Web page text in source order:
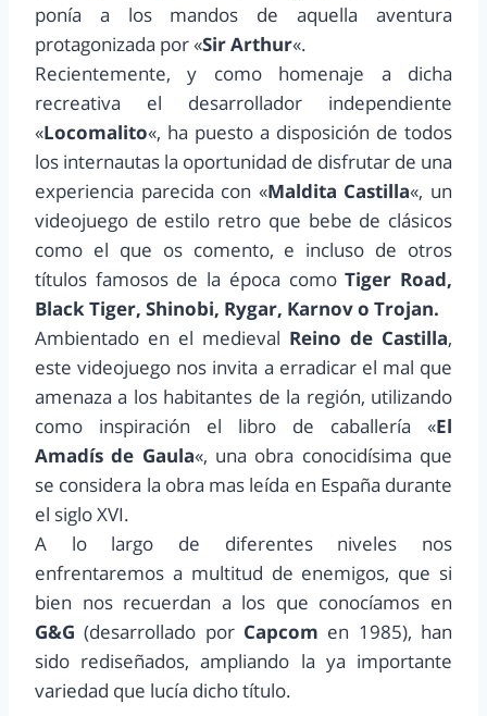
ponía a los mandos de aquella aventura
protagonizada por «Sir Arthur«.
Recientemente, y como homenaje a dicha
recreativa el desarrollador independiente
«Locomalito«, ha puesto a disposición de todos
los internautas la oportunidad de disfrutar de una
experiencia parecida con «Maldita Castilla«, un
videojuego de estilo retro que bebe de clásicos
como el que os comento, e incluso de otros
títulos famosos de la época comoTiger Road,
Black Tiger, Shinobi, Rygar, Karnov o Trojan.
Ambientado en el medieval Reino de Castilla,
este videojuego nos invita a erradicar el mal que
amenaza a los habitantes de la región, utilizando
como inspiración el libro de caballería «El
Amadís de Gaula«, una obra conocidísima que
se considera la obra mas leída en España durante
el siglo XVI.
A lo largo de diferentes niveles nos
enfrentaremos a multitud de enemigos, que si
bien nos recuerdan a los que conocíamos en
G&G (desarrollado porCapcom en 1985), han
sido rediseñados, ampliando la ya importante
variedad que lucía dicho título.